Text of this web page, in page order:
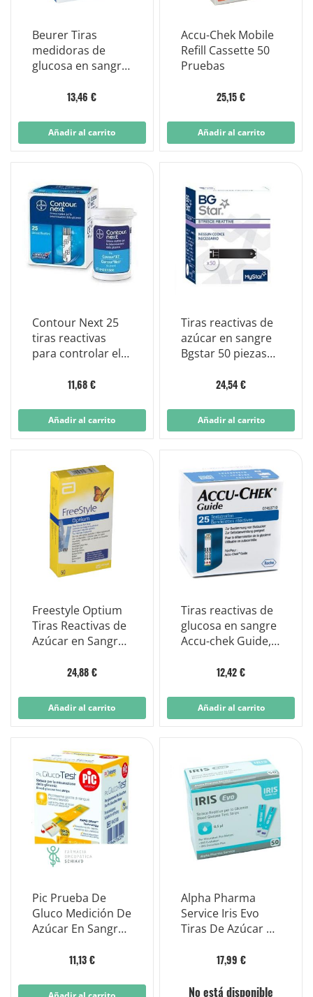
Beurer Tiras
medidoras de
glucosa en sangre
Gl44/gl50/gl50evo
13,46 €
Añadir al carrito
Accu-Chek Mobile
Refill Cassette 50
Pruebas
25,15 €
Añadir al carrito
Contour Next 25
tiras reactivas
para controlar el
11,68 €
Añadir al carrito
Tiras reactivas de
azúcar en sangre
Bgstar 50 piezas
24,54 €
Añadir al carrito
Freestyle Optium
Tiras Reactivas de
Azúcar en Sangre
24,88 €
Añadir al carrito
Tiras reactivas de
glucosa en sangre
Accu-chek Guide,
embalaje al por
12,42 €
Añadir al carrito
Pic Prueba De
Gluco Medición De
Azúcar En Sangre
11,13 €
Alpha Pharma
Service Iris Evo
Tiras De Azúcar En
17,99 €
No está disponible